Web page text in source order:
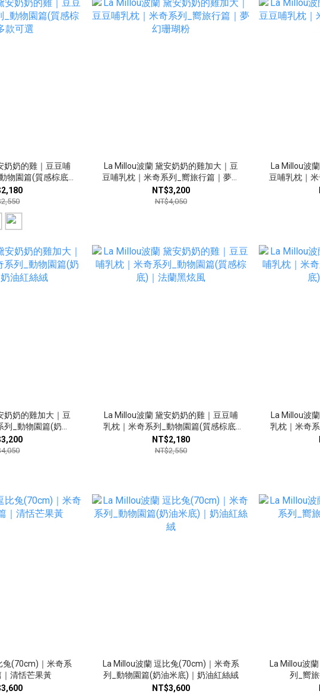
奶奶的雞｜豆豆哺
物園篇(質感棕底)
可選
La Millou波蘭 黛安奶奶的雞加大｜豆
豆哺乳枕｜米奇系列_嚮旅行篇｜夢幻
珊瑚粉
NT$3,200
NT$4,050
La Millou波
豆哺乳枕｜
奶奶的雞加大｜豆
_動物園篇(奶油
油紅絲絨
La Millou波蘭 黛安奶奶的雞｜豆豆哺
乳枕｜米奇系列_動物園篇(質感棕底)
｜法蘭黑炫風
NT$2,180
NT$2,550
La Millou波
乳枕｜米奇
兔(70cm)｜米奇系
清恬芒果黃
La Millou波蘭 逗比兔(70cm)｜米奇系
列_動物園篇(奶油米底)｜奶油紅絲絨
NT$3,600
La Millou波
列_嚮